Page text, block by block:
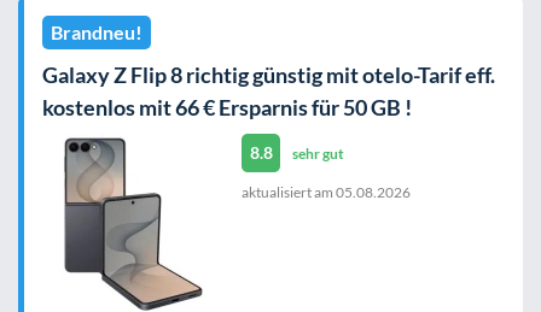
Brandneu!
Galaxy Z Flip 8 richtig günstig mit otelo-Tarif eff.
kostenlos mit 66 € Ersparnis für 50 GB !
8.8 sehr gut
aktualisiert am 05.08.2026